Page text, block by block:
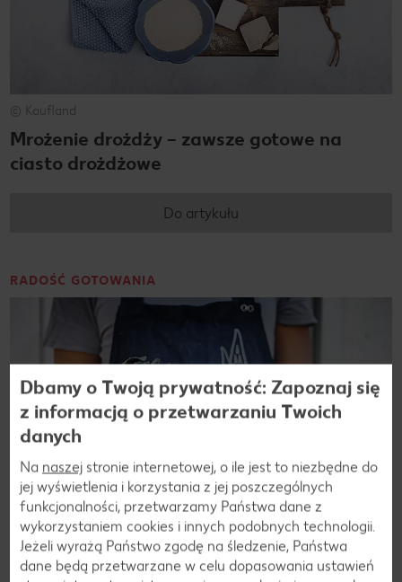
© Kaufland
Mrożenie drożdży – zawsze gotowe na
ciasto drożdżowe
Do artykułu
RADOŚĆ GOTOWANIA
© Kaufland
Jak samemu zrobić tortille – od ciasta do
Dbamy o Twoją prywatność: Zapoznaj się
z informacją o przetwarzaniu Twoich
danych
Na naszej stronie internetowej, o ile jest to niezbędne do
jej wyświetlenia i korzystania z jej poszczególnych
funkcjonalności, przetwarzamy Państwa dane z
wykorzystaniem cookies i innych podobnych technologii.
Jeżeli wyrażą Państwo zgodę na śledzenie, Państwa
dane będą przetwarzane w celu dopasowania ustawień